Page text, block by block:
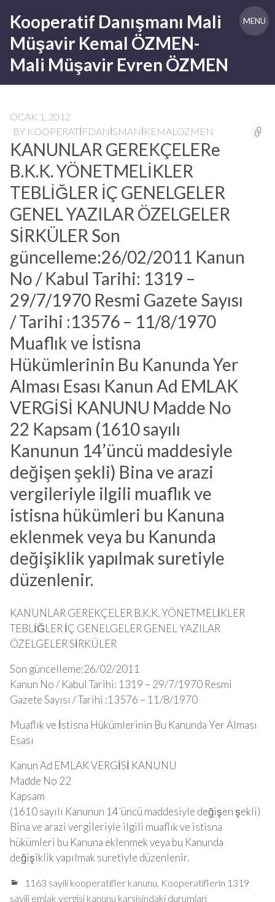
content
Kooperatif Danışmanı Mali
Müşavir Kemal ÖZMEN-
Mali Müşavir Evren ÖZMEN
MENU
OCAK 1, 2012
BY KOOPERATIFDANISMANIKEMALOZMEN
KANUNLAR GEREKÇELERe
B.K.K. YÖNETMELİKLER
TEBLİĞLER İÇ GENELGELER
GENEL YAZILAR ÖZELGELER
SİRKÜLER Son
güncelleme:26/02/2011 Kanun
No / Kabul Tarihi: 1319 –
29/7/1970 Resmi Gazete Sayısı
/ Tarihi :13576 – 11/8/1970
Muaflık ve İstisna
Hükümlerinin Bu Kanunda Yer
Alması Esası Kanun Ad EMLAK
VERGİSİ KANUNU Madde No
22 Kapsam (1610 sayılı
Kanunun 14’üncü maddesiyle
değişen şekli) Bina ve arazi
vergileriyle ilgili muaflık ve
istisna hükümleri bu Kanuna
eklenmek veya bu Kanunda
değişiklik yapılmak suretiyle
düzenlenir.
KANUNLAR GEREKÇELER B.K.K. YÖNETMELİKLER
TEBLİĞLER İÇ GENELGELER GENEL YAZILAR
ÖZELGELER SİRKÜLER
Son güncelleme:26/02/2011
Kanun No / Kabul Tarihi: 1319 – 29/7/1970 Resmi
Gazete Sayısı / Tarihi :13576 – 11/8/1970
Muaflık ve İstisna Hükümlerinin Bu Kanunda Yer Alması
Esası
Kanun Ad EMLAK VERGİSİ KANUNU
Madde No 22
Kapsam
(1610 sayılı Kanunun 14’üncü maddesiyle değişen şekli)
Bina ve arazi vergileriyle ilgili muaflık ve istisna
hükümleri bu Kanuna eklenmek veya bu Kanunda
değişiklik yapılmak suretiyle düzenlenir.
1163 sayili kooperatifler kanunu, Kooperatiflerin 1319
sayili emlak vergisi kanunu karsisindaki durumlari